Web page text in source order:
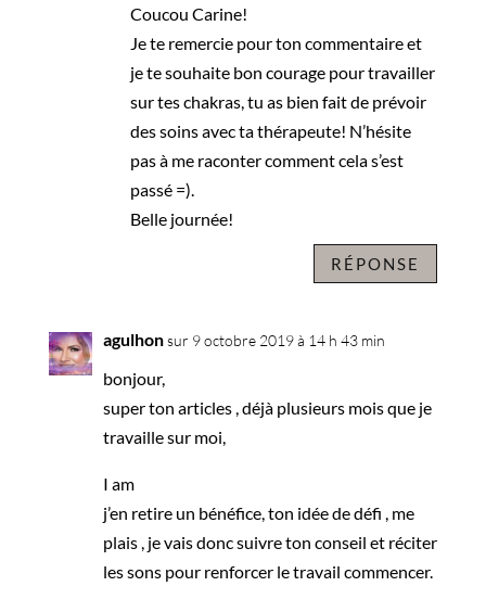
Coucou Carine!
Je te remercie pour ton commentaire et
je te souhaite bon courage pour travailler
sur tes chakras, tu as bien fait de prévoir
des soins avec ta thérapeute! N’hésite
pas à me raconter comment cela s’est
passé =).
Belle journée!
RÉPONSE
agulhonsur 9 octobre 2019 à 14 h 43 min
bonjour,
super ton articles , déjà plusieurs mois que je
travaille sur moi,
I am
j’en retire un bénéfice, ton idée de défi , me
plais , je vais donc suivre ton conseil et réciter
les sons pour renforcer le travail commencer.